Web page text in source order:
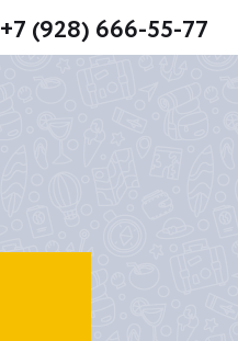
+7 (928) 666-55-77